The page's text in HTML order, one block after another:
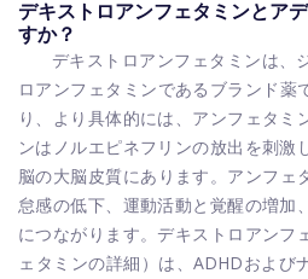
デキストロアンフェタミンとア
すか？
デキストロアンフェタミンは、
ロアンフェタミンであるブランド薬
り、より具体的には、アンフェタミ
ンはノルエピネフリンの放出を刺激
脳の大脳皮質にあります。アンフェ
怠感の低下、運動活動と覚醒の増加
につながります。デキストロアンフ
ェタミンの詳細）は、ADHDおよび